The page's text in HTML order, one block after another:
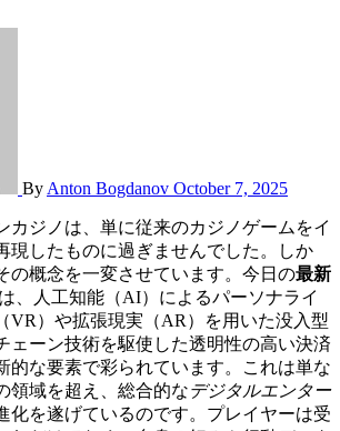
By Anton Bogdanov October 7, 2025
カジノは、単に従来のカジノゲームをイ
現したものに過ぎませんでした。しか
の概念を一変させています。今日の最新
は、人工知能（AI）によるパーソナライ
VR）や拡張現実（AR）を用いた没入型
ェーン技術を駆使した透明性の高い決済
的な要素で彩られています。これは単な
領域を超え、総合的なデジタルエンター
化を遂げているのです。プレイヤーは受